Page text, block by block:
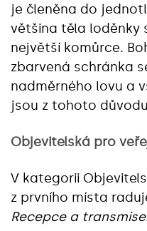
je členěna do
většina těla loděnky
největší komůrce.
zbarvená schránka
nadměrného lovu a
jsou z tohoto
Objevitelská pro
V kategorii
z prvního místa
Recepce a transmise